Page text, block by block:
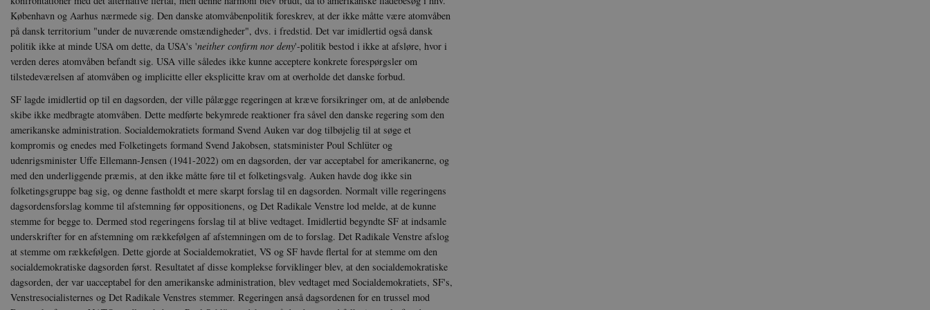
København og Aarhus nærmede sig. Den danske atomvåbenpolitik foreskrev, at der ikke måtte være atomvåben
på dansk territorium "under de nuværende omstændigheder", dvs. i fredstid. Det var imidlertid også dansk
politik ikke at minde USA om dette, da USA's 'neither confirm nor deny'-politik bestod i ikke at afsløre, hvor i
verden deres atomvåben befandt sig. USA ville således ikke kunne acceptere konkrete forespørgsler om
tilstedeværelsen af atomvåben og implicitte eller eksplicitte krav om at overholde det danske forbud.
SF lagde imidlertid op til en dagsorden, der ville pålægge regeringen at kræve forsikringer om, at de anløbende
skibe ikke medbragte atomvåben. Dette medførte bekymrede reaktioner fra såvel den danske regering som den
amerikanske administration. Socialdemokratiets formand Svend Auken var dog tilbøjelig til at søge et
kompromis og enedes med Folketingets formand Svend Jakobsen, statsminister Poul Schlüter og
udenrigsminister Uffe Ellemann-Jensen (1941-2022) om en dagsorden, der var acceptabel for amerikanerne, og
med den underliggende præmis, at den ikke måtte føre til et folketingsvalg. Auken havde dog ikke sin
folketingsgruppe bag sig, og denne fastholdt et mere skarpt forslag til en dagsorden. Normalt ville regeringens
dagsordensforslag komme til afstemning før oppositionens, og Det Radikale Venstre lod melde, at de kunne
stemme for begge to. Dermed stod regeringens forslag til at blive vedtaget. Imidlertid begyndte SF at indsamle
underskrifter for en afstemning om rækkefølgen af afstemningen om de to forslag. Det Radikale Venstre afslog
at stemme om rækkefølgen. Dette gjorde at Socialdemokratiet, VS og SF havde flertal for at stemme om den
socialdemokratiske dagsorden først. Resultatet af disse komplekse forviklinger blev, at den socialdemokratiske
dagsorden, der var uacceptabel for den amerikanske administration, blev vedtaget med Socialdemokratiets, SF's,
Venstresocialisternes og Det Radikale Venstres stemmer. Regeringen anså dagsordenen for en trussel mod
CloudFront-
Key-Pair-Id
.h5p.com Session
_gid
Google LLC
.danmarkshistorien.dk
1 dag
h5pcomsession
CloudFront-
Signature
.h5p.com Session Amazon cloud front
vuid
Vimeo.com Inc.
.vimeo.com
1 år 1
CloudFront-
Region
.h5p.com Session Amazon cloud front
CloudFront-
Policy
.h5p.com Session
_ga_7J1SYH77RJ .danmarkshistorien.dk
1 år 1
måned
_ga
Google LLC
.danmarkshistorien.dk
1 år 1
måned
opgradering ift Googles mere almindeligt anvendte analysetjeneste. Denne
cookie bruges til at skelne mellem unikke brugere ved at tildele et tilfældigt
genereret nummer som klient-identifikator. Den er inkluderet i hver
.google.com
måneder
3 dage
oprette en profil af dine interesser og vise dig relevante annoncer på andre websteder.
YSC
Google LLC
.youtube.com
Session Denne cookie indstilles af YouTube til at spore visninger af indlejrede videoer.